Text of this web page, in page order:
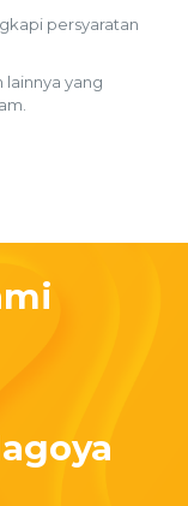
persyaratan
yang